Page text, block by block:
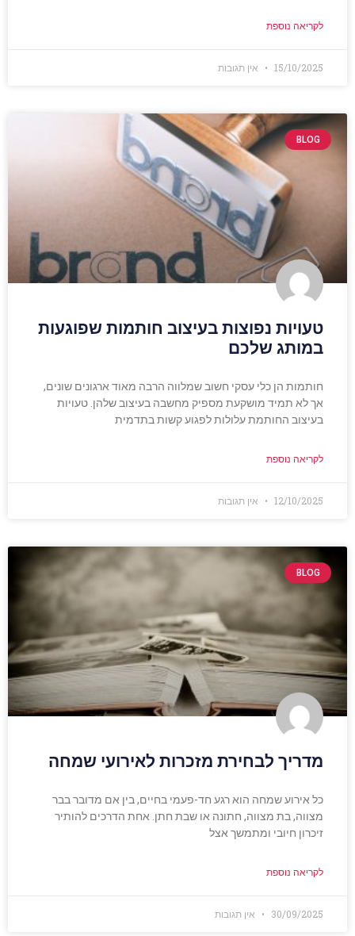
לקריאה נוספת
15/10/2025 אין תגובות
BLOG
טעויות נפוצות בעיצוב חותמות שפוגעות
במותג שלכם
חותמות הן כלי עסקי חשוב שמלווה הרבה מאוד ארגונים שונים,
אך לא תמיד מושקעת מספיק מחשבה בעיצוב שלהן. טעויות
בעיצוב החותמת עלולות לפגוע קשות בתדמית
לקריאה נוספת
12/10/2025 אין תגובות
BLOG
מדריך לבחירת מזכרות לאירועי שמחה
כל אירוע שמחה הוא רגע חד-פעמי בחיים, בין אם מדובר בבר
מצווה, בת מצווה, חתונה או שבת חתן. אחת הדרכים להותיר
זיכרון חיובי ומתמשך אצל
לקריאה נוספת
30/09/2025 אין תגובות